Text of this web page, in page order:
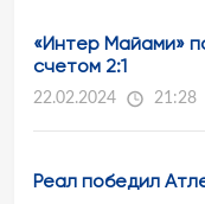
«Интер Майами»
счетом 2:1
22.02.2024 21:28
Реал победил